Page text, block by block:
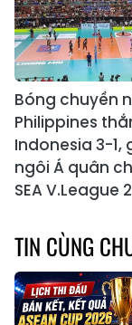
Bóng chuyền
Philippines
Indonesia 3-1,
ngôi Á quân
SEA V.League
TIN CÙNG